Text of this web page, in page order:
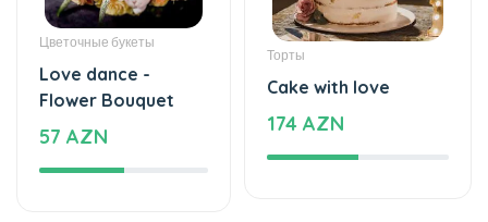
Цветочные букеты
Love dance -
Flower Bouquet
57 AZN
Торты
Cake with love
174 AZN